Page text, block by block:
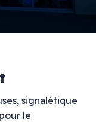
signalétique
le